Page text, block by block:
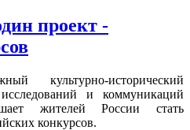
проект -
культурно-исторический
и коммуникаций
жителей России стать
конкурсов.